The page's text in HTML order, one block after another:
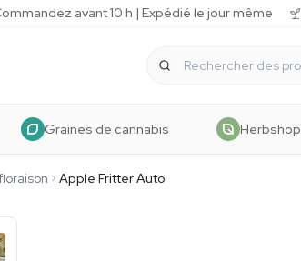
avant 10 h | Expédié le jour même
Graines de cannabis Herbshop
Apple Fritter Auto